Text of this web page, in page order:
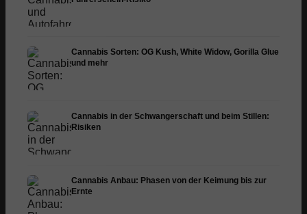
Cannabis Sorten: OG Kush, White Widow, Gorilla Glue
und mehr
Cannabis in der Schwangerschaft und beim Stillen:
Risiken
Cannabis Anbau: Phasen von der Keimung bis zur
Ernte